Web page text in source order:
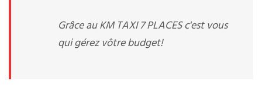
Grâce au KM TAXI 7 PLACES c'est vous
qui gérez vôtre budget!